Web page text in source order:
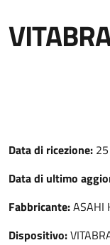
Data di ricezione:
Data di ultimo
Fabbricante:ASAHI
Dispositivo: